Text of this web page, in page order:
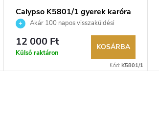
Calypso K5801/1 gyerek karóra
Akár 100 napos visszaküldési
lehetőség. Hivatalos márkakereskedő.
12 000 Ft
Külső raktáron
KOSÁRBA
Kód: K5801/1